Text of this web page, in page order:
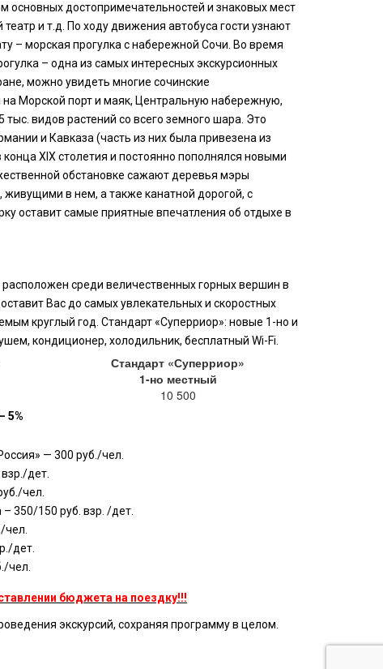
достопримечательностей и знаковых мест
и т.д. По ходу движения автобуса гости узнают
– морская прогулка с набережной Сочи. Во время
– одна из самых интересных экскурсионных
можно увидеть многие сочинские
на Морской порт и маяк, Центральную набережную,
видов растений со всего земного шара. Это
и Кавказа (часть из них была привезена из
XIX столетия и постоянно пополнялся новыми
обстановке сажают деревья мэры
в нем, а также канатной дорогой, с
оставит самые приятные впечатления об отдыхе в
среди величественных горных вершин в
Вас до самых увлекательных и скоростных
круглый год. Стандарт «Суперриор»: новые 1-но и
кондиционер, холодильник, бесплатный Wi-Fi.
Стандарт «Суперриор»
1-но местный
10 500
5%
— 300 руб./чел.
дет.
чел.
350/150 руб. взр. /дет.
чел.
дет.
чел.
бюджета на поездку!!!
экскурсий, сохраняя программу в целом.